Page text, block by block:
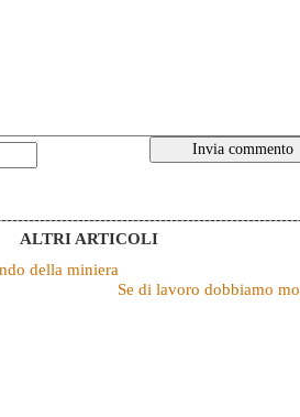
ALTRI ARTICOLI
della miniera
Se di lavoro dobbiamo